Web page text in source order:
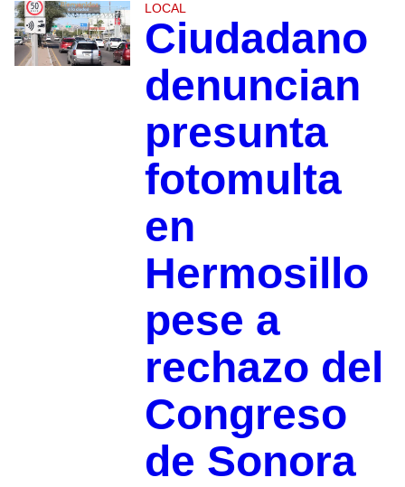
LOCAL
Ciudadano
denuncian
presunta
fotomulta
en
Hermosillo
pese a
rechazo del
Congreso
de Sonora